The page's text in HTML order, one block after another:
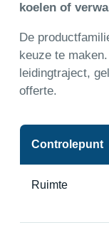
koelen of
De
keuze te
leidingtraject,
offerte.
Controlepunt
Ruimte